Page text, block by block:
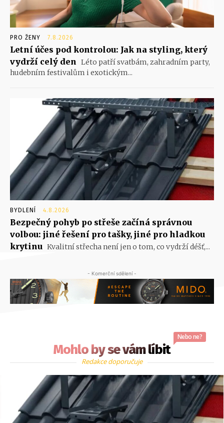
PRO ŽENY 7.8.2026
Letní účes pod kontrolou: Jak na styling, který
vydrží celý den
Léto patří svatbám, zahradním party,
hudebním festivalům i exotickým...
BYDLENÍ 4.8.2026
Bezpečný pohyb po střeše začíná správnou
volbou: jiné řešení pro tašky, jiné pro hladkou
krytinu Kvalitní střecha není jen o tom, co vydrží déšť,...
- Komerční sdělení -
Mohlo by se vám líbit
Nebo ne?
Redakce doporučuje